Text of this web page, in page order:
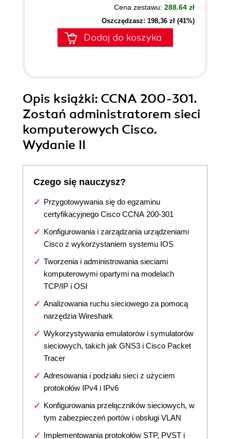
Cena zestawu: 288.64 zł
Oszczędzasz: 198,36 zł (41%)
Dodaj do koszyka
Opis książki: CCNA 200-301.
Zostań administratorem sieci
komputerowych Cisco.
Wydanie II
Czego się nauczysz?
Przygotowywania się do egzaminu
certyfikacyjnego Cisco CCNA 200-301
Konfigurowania i zarządzania urządzeniami
Cisco z wykorzystaniem systemu IOS
Tworzenia i administrowania sieciami
komputerowymi opartymi na modelach
TCP/IP i OSI
Analizowania ruchu sieciowego za pomocą
narzędzia Wireshark
Wykorzystywania emulatorów i symulatorów
sieciowych, takich jak GNS3 i Cisco Packet
Tracer
Adresowania i podziału sieci z użyciem
protokołów IPv4 i IPv6
Konfigurowania przełączników sieciowych, w
tym zabezpieczeń portów i obsługi VLAN
Implementowania protokołów STP, PVST i